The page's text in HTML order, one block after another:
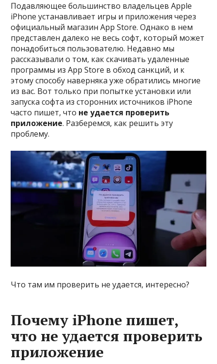
Подавляющее большинство владельцев Apple
iPhone устанавливает игры и приложения через
официальный магазин App Store. Однако в нем
представлен далеко не весь софт, который может
понадобиться пользователю. Недавно мы
рассказывали о том, как скачивать удаленные
программы из App Store в обход санкций, и к
этому способу наверняка уже обратились многие
из вас. Вот только при попытке установки или
запуска софта из сторонних источников iPhone
часто пишет, что не удается проверить
приложение. Разберемся, как решить эту
проблему.
Что там им проверить не удается, интересно?
Почему iPhone пишет,
что не удается проверить
приложение